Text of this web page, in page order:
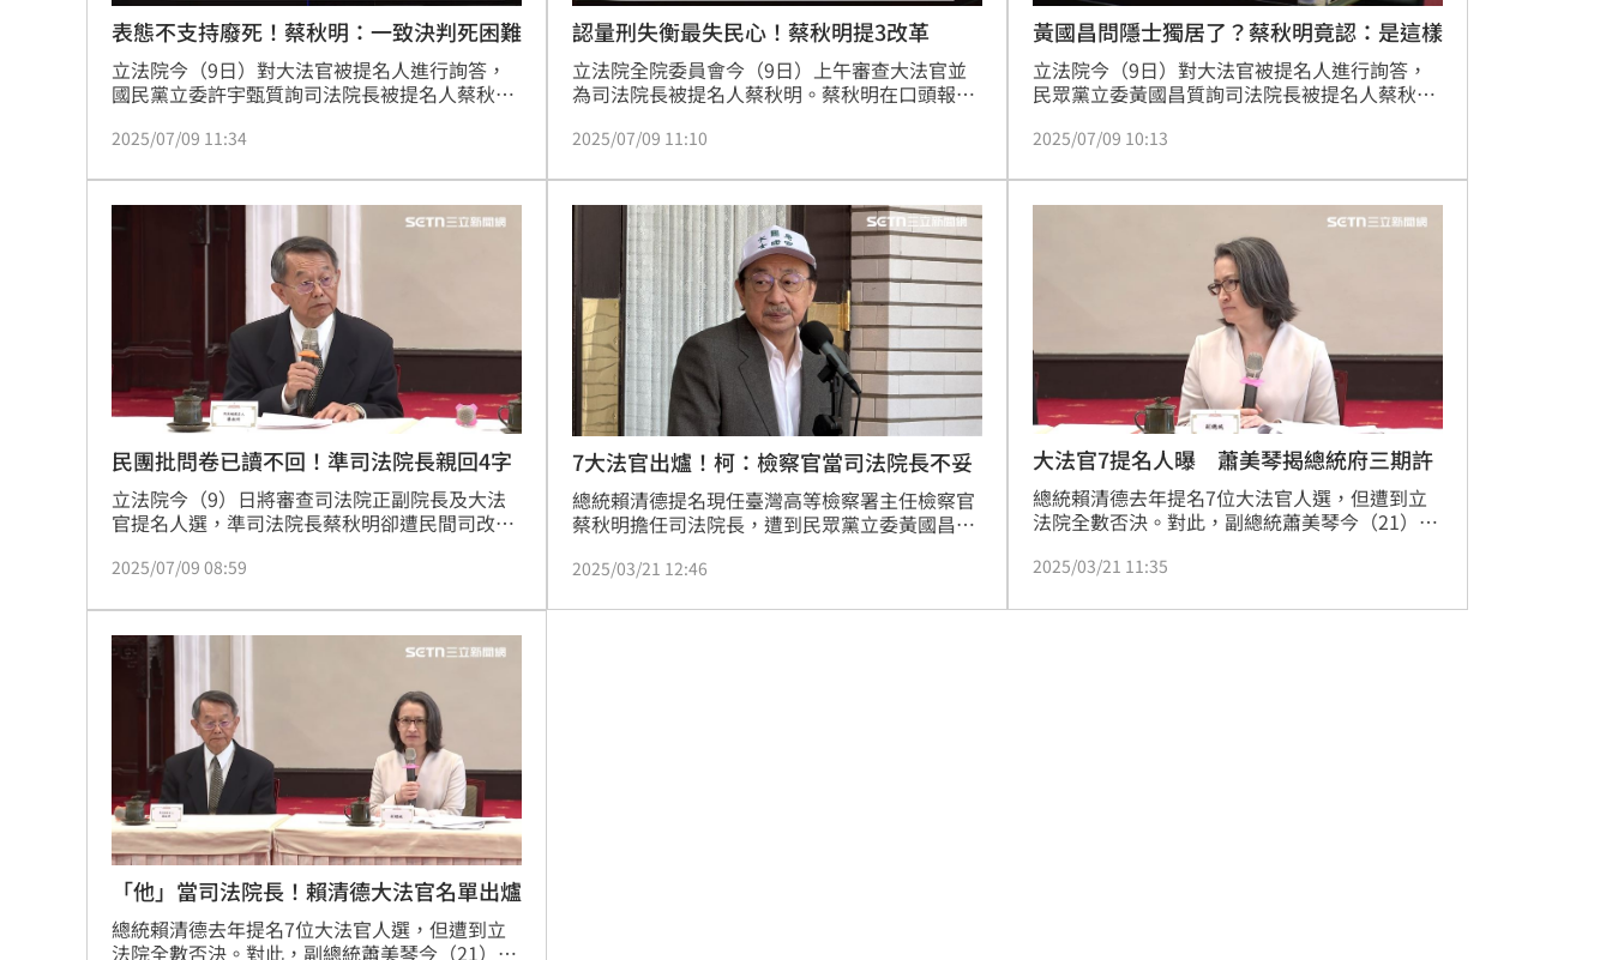
表態不支持廢死！蔡秋明：一致決判死困難
立法院今（9日）對大法官被提名人進行詢答，
國民黨立委許宇甄質詢司法院長被提名人蔡秋明
持廢除死刑，但憲判字第8號判決明定，要經過
蔡秋明坦言，「是相當困難，沒錯」，但這個案
子已經判決了，憲法法庭的判決是對人民跟機關
都有拘束力的，除非有《憲法訴訟法》第42條規
定的要件，人民、政府、機關才可以申請重新審
2025/07/09 11:34
認量刑失衡最失民心！蔡秋明提3改革
立法院全院委員會今（9日）上午審查大法官並
為司法院長被提名人蔡秋明。蔡秋明在口頭報告
的重要目標，並提出3點解決方案；此外，他也
民眾不滿意的一項就是量刑不當、重罪輕判。他
們會儘快建立一套務實可行、可以預測而有法律
依據的量刑基準，消除外界對量刑不公的觀感，
同時也會把犯罪被害人權益的保障，列為未來司
法院的一項。
2025/07/09 11:10
黃國昌問隱士獨居了？蔡秋明竟認：是這樣
立法院今（9日）對大法官被提名人進行詢答，
民眾黨立委黃國昌質詢司法院長被提名人蔡秋明
立法委員12年，沒有看過立法院會通過一個法律
權，從來都沒有，問「你是否贊成總統說法？還
是你已經過著隱士獨居的生活，外面社會發生什
麼事你都不知道？」豈料，蔡秋明竟回「是有點
這樣子」，讓黃國昌直呼「哇！天阿，這樣很危
2025/07/09 10:13
民團批問卷已讀不回！準司法院長親回4字
立法院今（9）日將審查司法院正副院長及大法
官提名人選，準司法院長蔡秋明卻遭民間司改會
聯盟」批評，聯盟所提出的問卷遭蔡秋明「已讀
界疑慮，聯盟也稱，被提名人倘對疑問未合理釋
疑，將對未來司法院與各界的溝通埋下隱憂，
「很難說是適任的院長人選。」對此，蔡秋明進
入立法院前面對媒體僅說「是個誤會」。
2025/07/09 08:59
7大法官出爐！柯：檢察官當司法院長不妥
總統賴清德提名現任臺灣高等檢察署主任檢察官
蔡秋明擔任司法院長，遭到民眾黨立委黃國昌批
總召柯建銘今（21）日表示，檢察官當司法院長
會很慎重。
2025/03/21 12:46
大法官7提名人曝 蕭美琴揭總統府三期許
總統賴清德去年提名7位大法官人選，但遭到立
法院全數否決。對此，副總統蕭美琴今（21）日
並為司法院長被提名人蔡秋明，為現任臺灣高等
娥，則是現任最高法院法官。蕭美琴表示，這次
2025/03/21 11:35
「他」當司法院長！賴清德大法官名單出爐
總統賴清德去年提名7位大法官人選，但遭到立
法院全數否決。對此，副總統蕭美琴今（21）日